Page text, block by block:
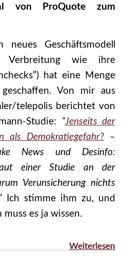
von ProQuote zum
neues Geschäftsmodell
wie ihre
hat eine Menge
Von mir aus
telepolis berichtet von
Studie: “Jenseits der
als Demokratiegefahr?–
News und Desinfo:
einer Studie an der
Verunsicherung nichts
Ich stimme ihm zu, und
es ja wissen.
Weiterlesen